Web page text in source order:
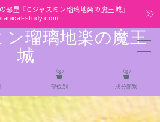
部屋『Cジャスミン瑠璃地楽の魔王城』
study.com
瑠璃地楽の魔王
城
部屋
部位別 成分類別